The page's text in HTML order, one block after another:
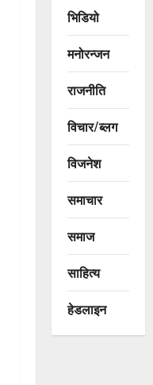
भिडियो
मनोरन्जन
राजनीति
विचार/ब्लग
विजनेश
समाचार
समाज
साहित्य
हेडलाइन